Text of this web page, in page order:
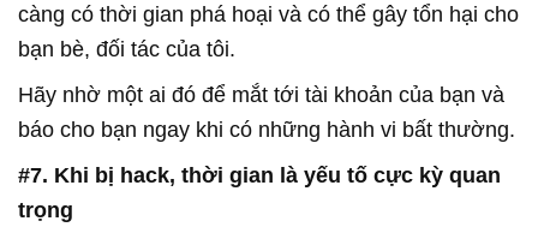
càng có thời gian phá hoại và có thể gây tổn hại cho
bạn bè, đối tác của tôi.
Hãy nhờ một ai đó để mắt tới tài khoản của bạn và
báo cho bạn ngay khi có những hành vi bất thường.
#7. Khi bị hack, thời gian là yếu tố cực kỳ quan
trọng